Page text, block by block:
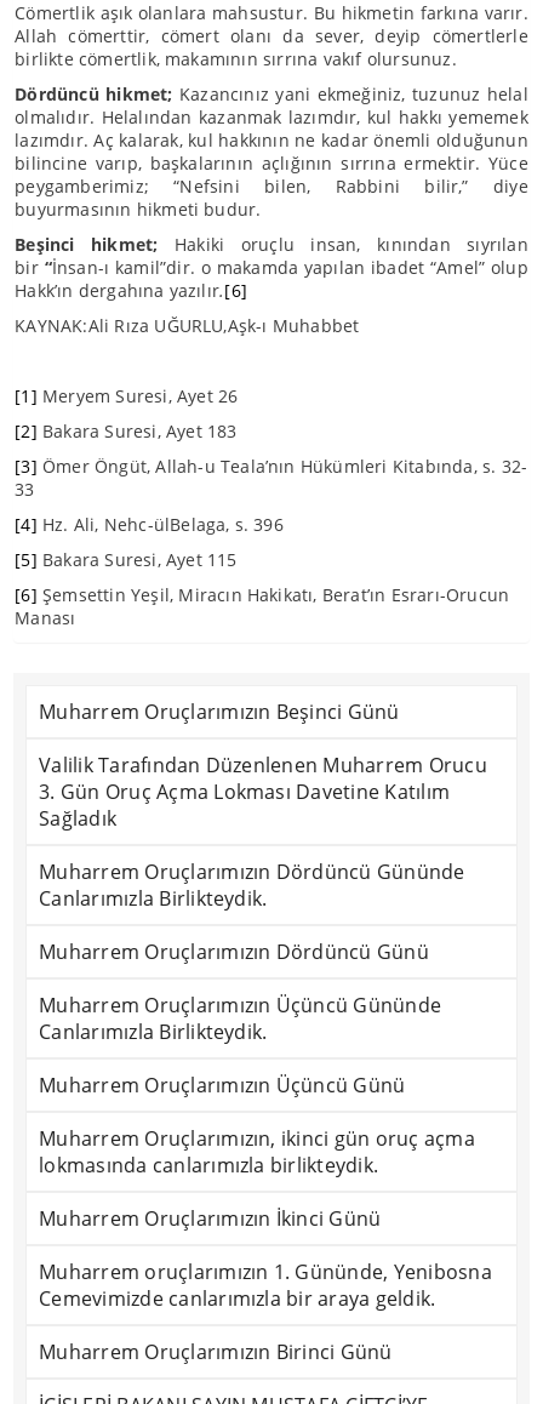
Cömertlik aşık olanlara mahsustur. Bu hikmetin farkına varır.
Allah cömerttir, cömert olanı da sever, deyip cömertlerle
birlikte cömertlik, makamının sırrına vakıf olursunuz.
Dördüncü hikmet; Kazancınız yani ekmeğiniz, tuzunuz helal
olmalıdır. Helalından kazanmak lazımdır, kul hakkı yememek
lazımdır. Aç kalarak, kul hakkının ne kadar önemli olduğunun
bilincine varıp, başkalarının açlığının sırrına ermektir. Yüce
peygamberimiz; “Nefsini bilen, Rabbini bilir,” diye
buyurmasının hikmeti budur.
Beşinci hikmet; Hakiki oruçlu insan, kınından sıyrılan
bir “İnsan-ı kamil”dir. o makamda yapılan ibadet “Amel” olup
Hakk’ın dergahına yazılır.[6]
KAYNAK:Ali Rıza UĞURLU,Aşk-ı Muhabbet
[1] Meryem Suresi, Ayet 26
[2] Bakara Suresi, Ayet 183
[3] Ömer Öngüt, Allah-u Teala’nın Hükümleri Kitabında, s. 32-
33
[4] Hz. Ali, Nehc-ülBelaga, s. 396
[5] Bakara Suresi, Ayet 115
[6] Şemsettin Yeşil, Miracın Hakikatı, Berat’ın Esrarı-Orucun
Manası
Muharrem Oruçlarımızın Beşinci Günü
Valilik Tarafından Düzenlenen Muharrem Orucu
3. Gün Oruç Açma Lokması Davetine Katılım
Sağladık
Muharrem Oruçlarımızın Dördüncü Gününde
Canlarımızla Birlikteydik.
Muharrem Oruçlarımızın Dördüncü Günü
Muharrem Oruçlarımızın Üçüncü Gününde
Canlarımızla Birlikteydik.
Muharrem Oruçlarımızın Üçüncü Günü
Muharrem Oruçlarımızın, ikinci gün oruç açma
lokmasında canlarımızla birlikteydik.
Muharrem Oruçlarımızın İkinci Günü
Muharrem oruçlarımızın 1. Gününde, Yenibosna
Cemevimizde canlarımızla bir araya geldik.
Muharrem Oruçlarımızın Birinci Günü